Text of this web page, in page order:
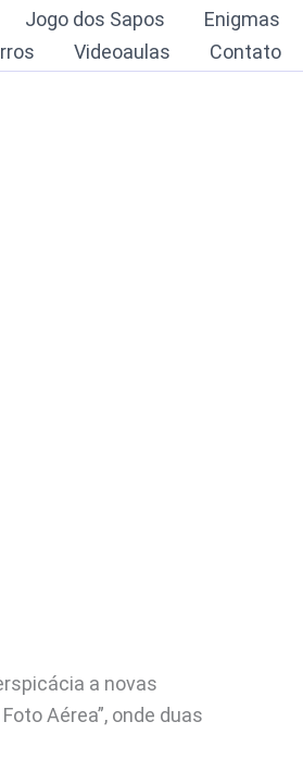
Jogo dos Sapos Enigmas
Videoaulas Contato
a novas
Aérea”, onde duas